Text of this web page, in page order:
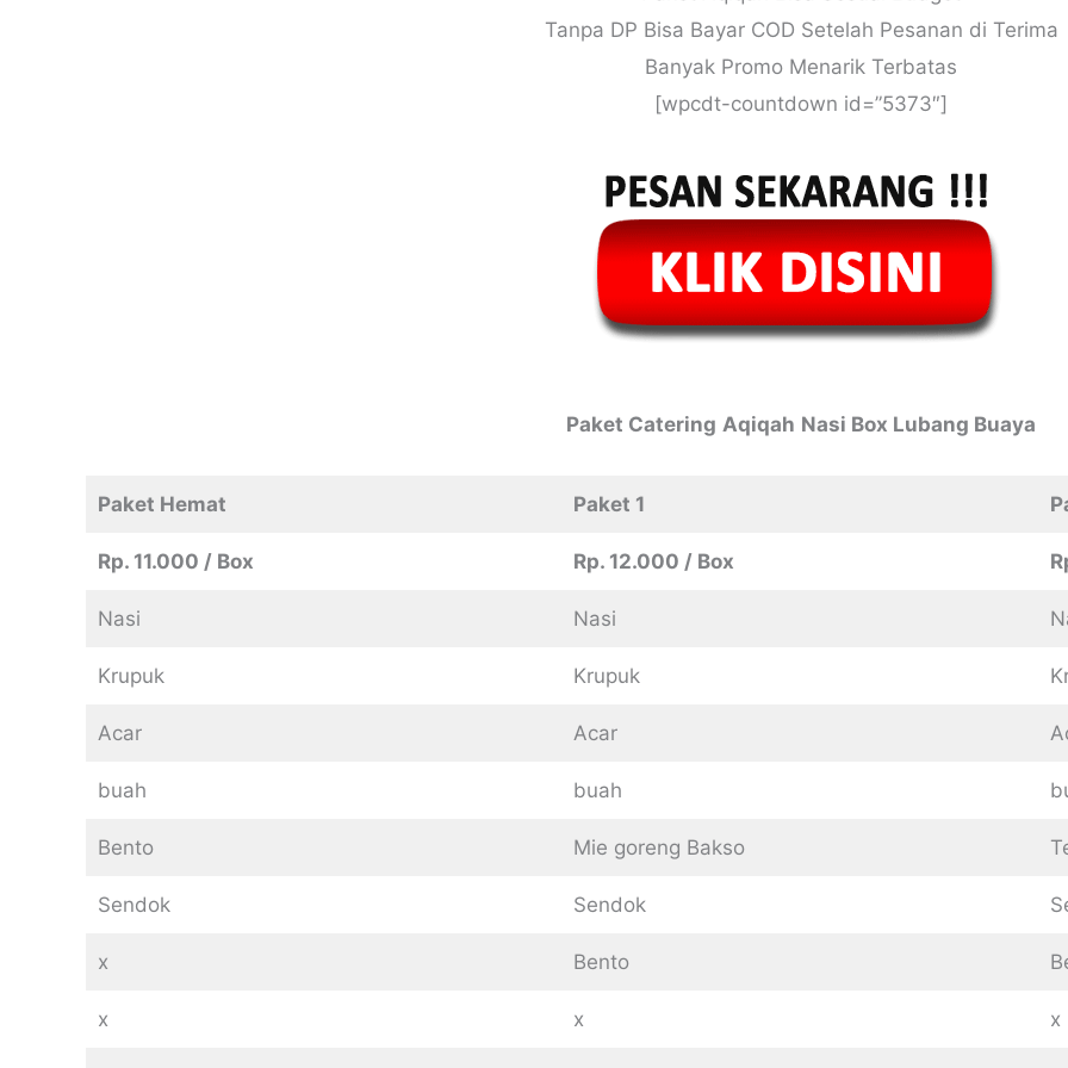
Tanpa DP Bisa Bayar COD Setelah Pesanan di Terima
Banyak Promo Menarik Terbatas
[wpcdt-countdown id=”5373″]
Paket Catering Aqiqah Nasi Box Lubang Buaya
Paket Hemat Paket 1
Rp. 11.000 / Box Rp. 12.000 / Box
Nasi Nasi
Krupuk Krupuk
Acar Acar
buah buah
Bento Mie goreng Bakso
Sendok Sendok
x Bento
x x x